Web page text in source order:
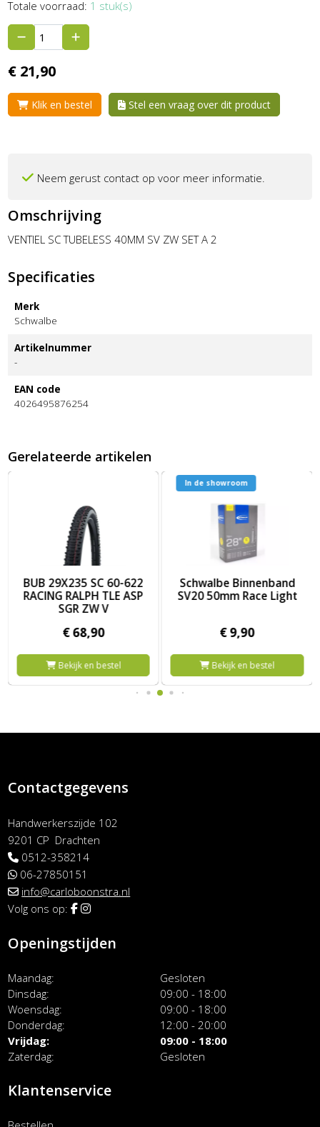
Totale voorraad: 1 stuk(s)
€ 21,90
Klik en bestel Stel een vraag over dit product
Neem gerust contact op voor meer informatie.
Omschrijving
VENTIEL SC TUBELESS 40MM SV ZW SET A 2
Specificaties
Merk
Schwalbe
Artikelnummer
-
EAN code
4026495876254
Gerelateerde artikelen
BUB 29X235 SC 60-622
RACING RALPH TLE ASP
SGR ZW V
€68,90
Bekijk en bestel
In de showroom
Schwalbe Binnenband
SV20 50mm Race Light
€9,90
Bekijk en bestel
Contactgegevens
Handwerkerszijde 102
9201 CP Drachten
0512-358214
06-27850151
info@carloboonstra.nl
Volg ons op:
Openingstijden
Maandag
Gesloten
Dinsdag
09:00 - 18:00
Woensdag
09:00 - 18:00
Donderdag
12:00 - 20:00
Vrijdag
09:00 - 18:00
Zaterdag
Gesloten
Klantenservice